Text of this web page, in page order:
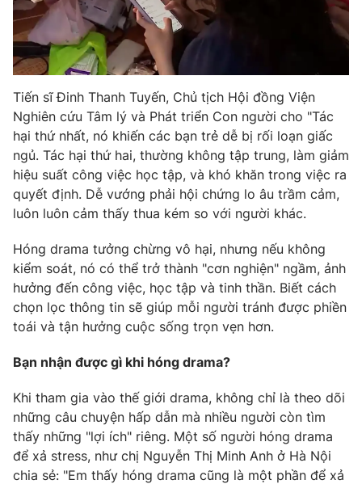
Tiến sĩ Đinh Thanh Tuyến, Chủ tịch Hội đồng Viện
Nghiên cứu Tâm lý và Phát triển Con người cho "Tác
hại thứ nhất, nó khiến các bạn trẻ dễ bị rối loạn giấc
ngủ. Tác hại thứ hai, thường không tập trung, làm giảm
hiệu suất công việc học tập, và khó khăn trong việc ra
quyết định. Dễ vướng phải hội chứng lo âu trầm cảm,
luôn luôn cảm thấy thua kém so với người khác.
Hóng drama tưởng chừng vô hại, nhưng nếu không
kiểm soát, nó có thể trở thành "cơn nghiện" ngầm, ảnh
hưởng đến công việc, học tập và tinh thần. Biết cách
chọn lọc thông tin sẽ giúp mỗi người tránh được phiền
toái và tận hưởng cuộc sống trọn vẹn hơn.
Bạn nhận được gì khi hóng drama?
Khi tham gia vào thế giới drama, không chỉ là theo dõi
những câu chuyện hấp dẫn mà nhiều người còn tìm
thấy những "lợi ích" riêng. Một số người hóng drama
để xả stress, như chị Nguyễn Thị Minh Anh ở Hà Nội
chia sẻ: "Em thấy hóng drama cũng là một phần để xả